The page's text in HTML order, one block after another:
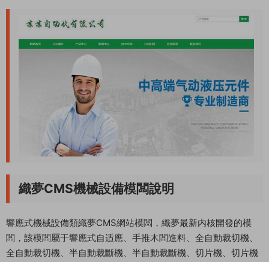
織夢CMS機械設備模闆說明
響應式機械設備類織夢CMS網站模闆，織夢最新内核開發的模
闆，該模闆屬于響應式自适應、手推木闆進料、全自動裁切機、
全自動裁切機、半自動裁斷機、半自動裁斷機、切片機、切片機